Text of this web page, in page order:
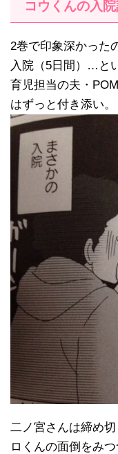
コウくんの入
2巻で印象深かった
入院（5日間）…と
育児担当の夫・
はずっと付き添い。
二ノ宮さんは締め
ロくんの面倒をみ